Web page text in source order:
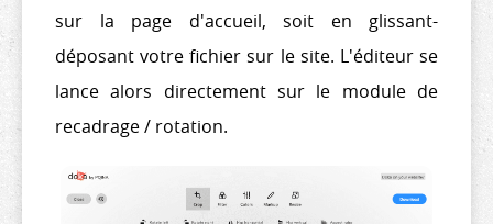
sur la page d'accueil, soit en glissant-
déposant votre fichier sur le site. L'éditeur se
lance alors directement sur le module de
recadrage / rotation.